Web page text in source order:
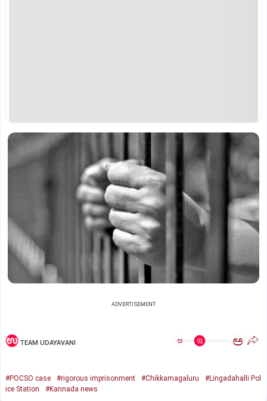
ADVERTISEMENT
TEAM UDAYAVANI ಅ ಅ
#POCSO case #rigorous imprisonment #Chikkamagaluru
#Lingadahalli Pol
ice Station
#Kannada news